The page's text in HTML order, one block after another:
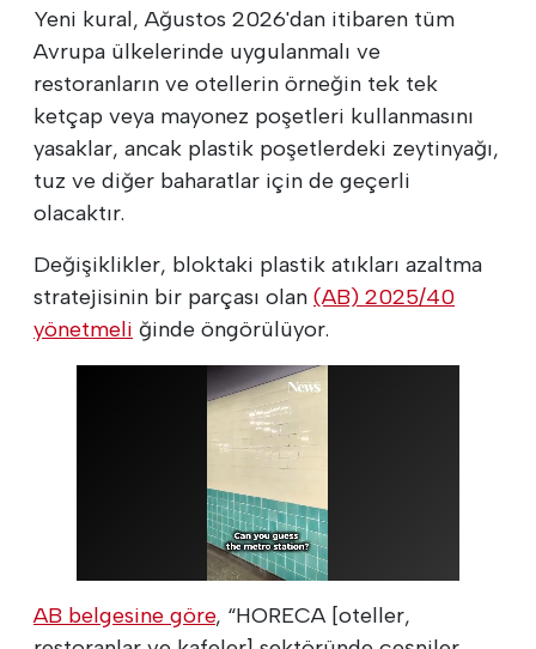
Yeni kural, Ağustos 2026'dan itibaren tüm
Avrupa ülkelerinde uygulanmalı ve
restoranların ve otellerin örneğin tek tek
ketçap veya mayonez poşetleri kullanmasını
yasaklar, ancak plastik poşetlerdeki zeytinyağı,
tuz ve diğer baharatlar için de geçerli
olacaktır.
Değişiklikler, bloktaki plastik atıkları azaltma
stratejisinin bir parçası olan (AB) 2025/40
yönetmeli ğinde öngörülüyor.
AB belgesine göre, “HORECA [oteller,